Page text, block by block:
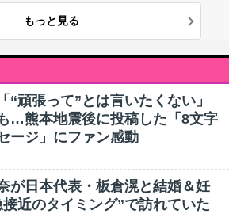
もっと見る
“頑張って”とは言いたくない」
…熊本地震後に投稿した「8文字
ージ」にファン感動
が日本代表・板倉滉と結婚＆妊
近のタイミング”で訪れていた